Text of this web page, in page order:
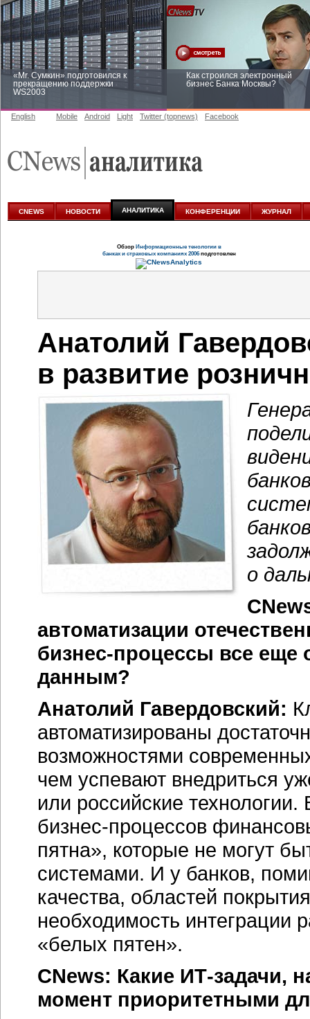
«Mr. Сумкин» подготовился к
прекращению поддержки
WS2003
Как строился электронный
бизнес Банка Москвы?
аналитике
English Mobile Android Light Twitter (topnews) Facebook
CNEWS НОВОСТИ АНАЛИТИКА КОНФЕРЕНЦИИ ЖУРНАЛ
Обзор Информационные тенологии в
банках и страховых компаниях 2006подготовлен
Анатолий
в развитие
о
автоматизации
бизнес-процессы все еще
данным?
Анатолий Гавердовский:
автоматизированы
возможностями
чем успевают внедриться
или российские
бизнес-процессов
пятна», которые не могут
системами. И у банков,
качества, областей
необходимость интеграции
«белых пятен».
CNews: Какие ИТ-задачи,
момент приоритетными